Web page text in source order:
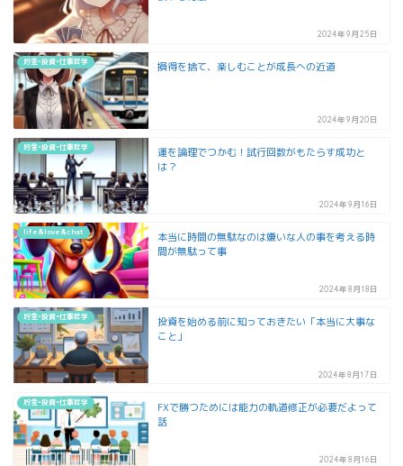
2024年9月25日
貯金•投資•仕事哲学 損得を捨て、楽しむことが成長への近道
2024年9月20日
貯金•投資•仕事哲学
運を論理でつかむ！試行回数がもたらす成功と
は？
2024年9月16日
life&love&chat
本当に時間の無駄なのは嫌いな人の事を考える時
間が無駄って事
2024年8月18日
貯金•投資•仕事哲学
投資を始める前に知っておきたい「本当に大事な
こと」
2024年8月17日
貯金•投資•仕事哲学
FXで勝つためには能力の軌道修正が必要だよって
話
2024年8月16日